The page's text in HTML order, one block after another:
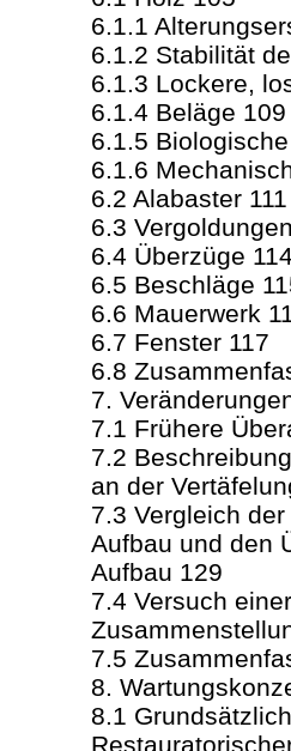
6.1.1
6.1.2 Stabilität
6.1.3 Lockere,
6.1.4 Beläge 109
6.1.5
6.1.6
6.2 Alabaster 111
6.3
6.4 Überzüge
6.5 Beschläge
6.6 Mauerwerk
6.7 Fenster 117
6.8
7.
7.1 Frühere
7.2
an der
7.3 Vergleich
Aufbau und den
Aufbau 129
7.4 Versuch
7.5
8.
8.1